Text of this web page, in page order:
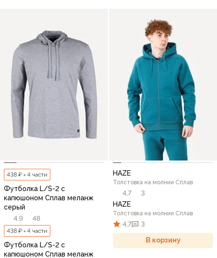
438 ₽ × 4 части
Футболка L/S-2 с
капюшоном Сплав меланж
cерый
4,9
48
438 ₽ × 4 части
Футболка L/S-2 с
капюшоном Сплав меланж
HAZE
Толстовка на молнии Сплав
4,7
3
HAZE
Толстовка на молнии Сплав
4,7 3
В корзину